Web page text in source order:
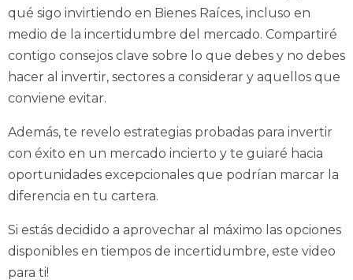
qué sigo invirtiendo en Bienes Raíces, incluso en
medio de la incertidumbre del mercado. Compartiré
contigo consejos clave sobre lo que debes y no debes
hacer al invertir, sectores a considerar y aquellos que
conviene evitar.
Además, te revelo estrategias probadas para invertir
con éxito en un mercado incierto y te guiaré hacia
oportunidades excepcionales que podrían marcar la
diferencia en tu cartera.
Si estás decidido a aprovechar al máximo las opciones
disponibles en tiempos de incertidumbre, este video
para ti!